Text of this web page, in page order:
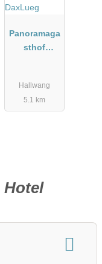
Panoramaga
sthof
Hallwang
5.1 km
Hotel